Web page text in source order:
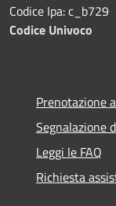
Codice Ipa: c_b729
Codice Univoco
Prenotazione
Segnalazione
Leggi le FAQ
Richiesta